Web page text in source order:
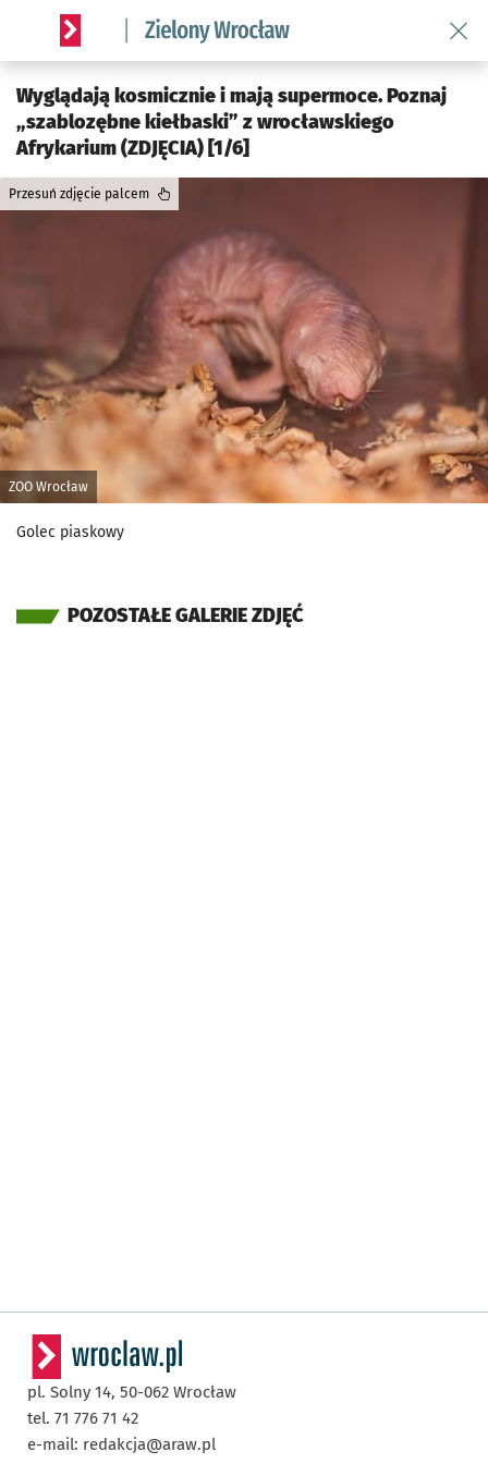
Serwis informacyjny wroclaw.pl podserwis: Środowisko we
Wyglądają kosmicznie i mają supermoce. Poznaj
„szablozębne kiełbaski” z wrocławskiego
Afrykarium (ZDJĘCIA) [1/6]
ZOO Wrocław
Przesuń zdjęcie palcem
Golec piaskowy
POZOSTAŁE GALERIE ZDJĘĆ
pl. Solny 14, 50-062 Wrocław
tel. 71 776 71 42
e-mail: redakcja@araw.pl